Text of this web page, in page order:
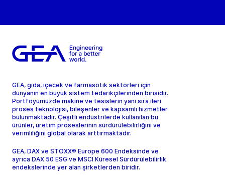
GEA, gıda, içecek ve farmasötik sektörleri için
dünyanın en büyük sistem tedarikçilerinden birisidir.
Portföyümüzde makine ve tesislerin yanı sıra ileri
proses teknolojisi, bileşenler ve kapsamlı hizmetler
bulunmaktadır. Çeşitli endüstrilerde kullanılan bu
ürünler, üretim proseslerinin sürdürülebilirliğini ve
verimliliğini global olarak arttırmaktadır.
GEA, DAX ve STOXX® Europe 600 Endeksinde ve
ayrıca DAX 50 ESG ve MSCI Küresel Sürdürülebilirlik
endekslerinde yer alan şirketlerden biridir.